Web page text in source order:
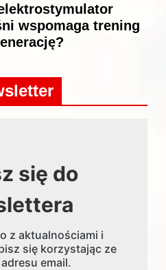
wspomaga trening
się do
z aktualnościami i
się korzystając ze
email.